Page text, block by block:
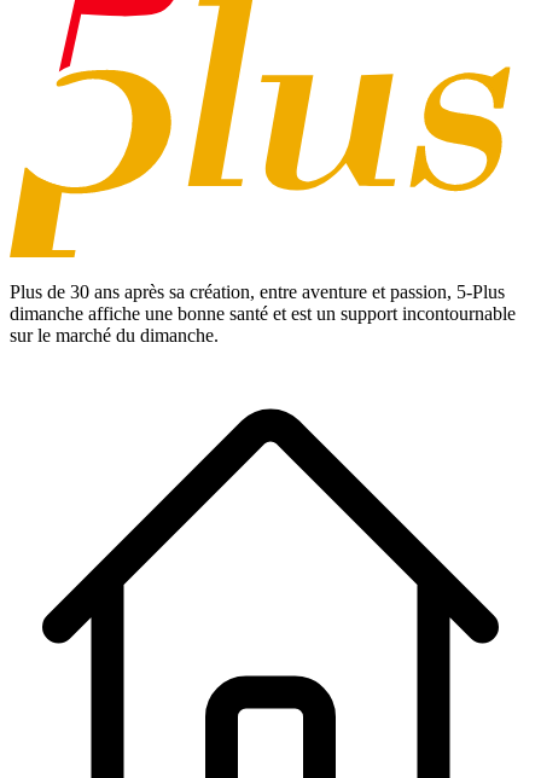
Plus de 30 ans après sa création, entre aventure et passion, 5-Plus
dimanche affiche une bonne santé et est un support incontournable
sur le marché du dimanche.